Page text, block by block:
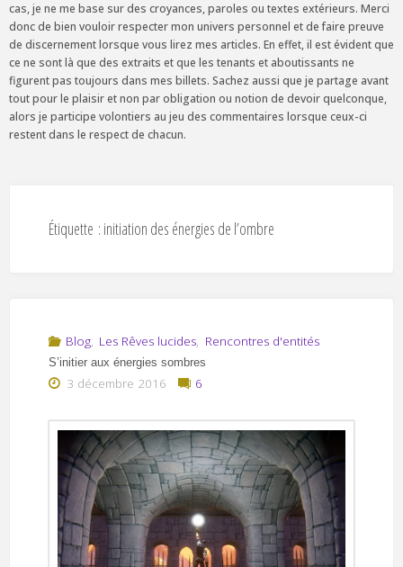
cas, je ne me base sur des croyances, paroles ou textes extérieurs. Merci
donc de bien vouloir respecter mon univers personnel et de faire preuve
de discernement lorsque vous lirez mes articles. En effet, il est évident que
ce ne sont là que des extraits et que les tenants et aboutissants ne
figurent pas toujours dans mes billets. Sachez aussi que je partage avant
tout pour le plaisir et non par obligation ou notion de devoir quelconque,
alors je participe volontiers au jeu des commentaires lorsque ceux-ci
restent dans le respect de chacun.
Étiquette : initiation des énergies de l’ombre
Blog, Les Rêves lucides, Rencontres d'entités
S’initier aux énergies sombres
3 décembre 2016 6